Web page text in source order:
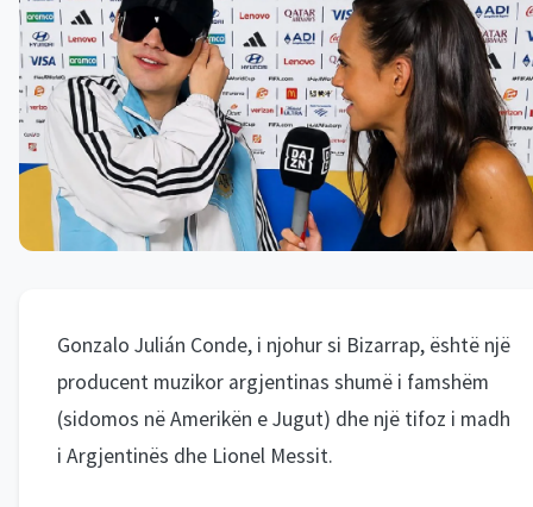
Gonzalo Julián Conde, i njohur si Bizarrap, është një
producent muzikor argjentinas shumë i famshëm
(sidomos në Amerikën e Jugut) dhe një tifoz i madh
i Argjentinës dhe Lionel Messit.